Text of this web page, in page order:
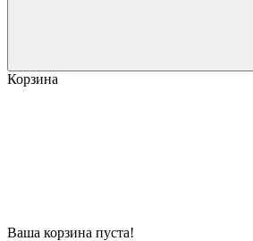
Корзина
Ваша корзина пуста!